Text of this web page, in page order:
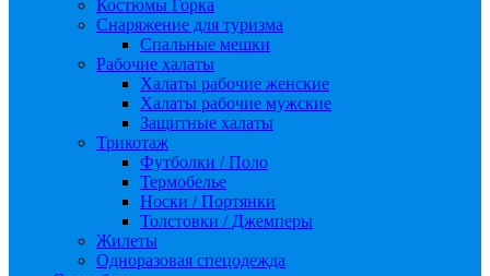
Костюмы Горка
Снаряжение для туризма
Спальные мешки
Рабочие халаты
Халаты рабочие женские
Халаты рабочие мужские
Защитные халаты
Трикотаж
Футболки / Поло
Термобелье
Носки / Портянки
Толстовки / Джемперы
Жилеты
Одноразовая спецодежда